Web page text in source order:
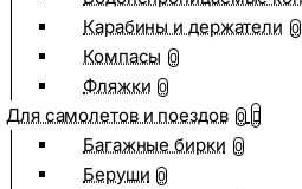
Карабины и держатели 0
Компасы 0
Фляжки 0
Для самолетов и поездов 0
Багажные бирки 0
Беруши 0